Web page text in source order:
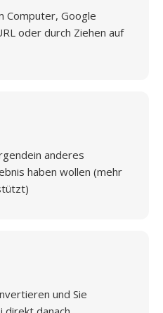
Computer, Google
oder durch Ziehen auf
anderes
haben wollen (mehr
und Sie